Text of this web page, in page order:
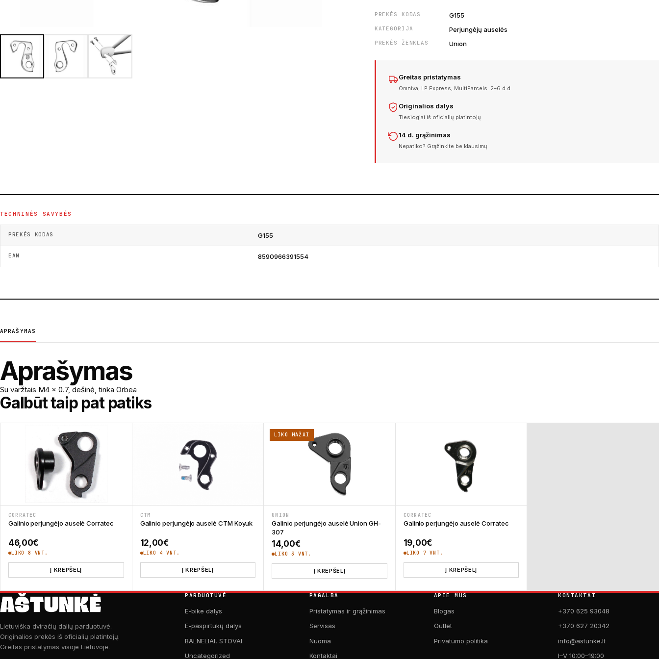
PREKĖS KODAS G155
KATEGORIJA Perjungėjų auselės
PREKĖS ŽENKLAS Union
Greitas pristatymas
Omniva, LP Express, MultiParcels. 2–6 d.d.
Originalios dalys
Tiesiogiai iš oficialių platintojų
14 d. grąžinimas
Nepatiko? Grąžinkite be klausimų
TECHNINĖS SAVYBĖS
PREKĖS KODAS G155
EAN 8590966391554
APRAŠYMAS
Aprašymas
Su varžtais M4 x 0.7, dešinė, tinka Orbea
Galbūt taip pat patiks
CORRATEC
Galinio perjungėjo auselė Corratec
46,00€
LIKO 8 VNT.
Į KREPŠELĮ
CTM
Galinio perjungėjo auselė CTM Koyuk
12,00€
LIKO 4 VNT.
Į KREPŠELĮ
LIKO MAŽAI
UNION
Galinio perjungėjo auselė Union GH-
307
14,00€
LIKO 3 VNT.
Į KREPŠELĮ
CORRATEC
Galinio perjungėjo auselė Corratec
19,00€
LIKO 7 VNT.
Į KREPŠELĮ
Lietuviška dviračių dalių parduotuvė.
Originalios prekės iš oficialių platintojų.
Greitas pristatymas visoje Lietuvoje.
PARDUOTUVĖ
E-bike dalys
E-paspirtukų dalys
BALNELIAI, STOVAI
Uncategorized
PAGALBA
Pristatymas ir grąžinimas
Servisas
Nuoma
Kontaktai
APIE MUS
Blogas
Outlet
Privatumo politika
KONTAKTAI
+370 625 93048
+370 627 20342
info@astunke.lt
I–V 10:00–19:00